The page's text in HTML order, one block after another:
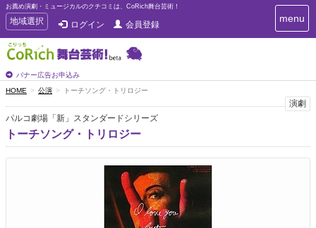
お薦め演劇・ミュージカルのクチコミは、CoRich舞台芸術！
T
o
g
g
e
n
a
v
i
g
地域選択 ログイン 会員登録
バナー広告お申込み
T
o
i
g
menu
HOME 公演 トーチソング・トリロジー
演劇
パルコ劇場「新」スタンダードシリーズ
トーチソング・トリロジー